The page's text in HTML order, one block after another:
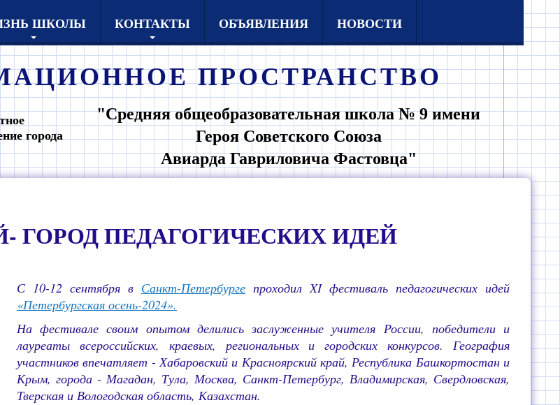
ШКОЛЫ КОНТАКТЫ ОБЪЯВЛЕНИЯ НОВОСТИ
ПРОСТРАНСТВО
города
"Средняя общеобразовательная школа № 9 имени
Героя Советского Союза
Авиарда Гавриловича Фастовца"
ГОРОД ПЕДАГОГИЧЕСКИХ ИДЕЙ
С 10-12 сентября в Санкт-Петербурге проходил XIфестиваль педагогических идей
«Петербургская осень-2024».
На фестивале своим опытом делились заслуженные учителя России, победители и
лауреаты всероссийских, краевых, региональных и городских конкурсов. География
участников впечатляет - Хабаровский и Красноярский край, Республика Башкортостан и
Крым, города - Магадан, Тула, Москва, Санкт-Петербург, Владимирская, Свердловская,
Тверская и Вологодская область, Казахстан.